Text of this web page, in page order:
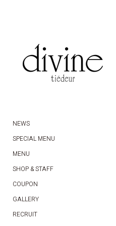
NEWS
SPECIAL MENU
MENU
SHOP & STAFF
COUPON
GALLERY
RECRUIT